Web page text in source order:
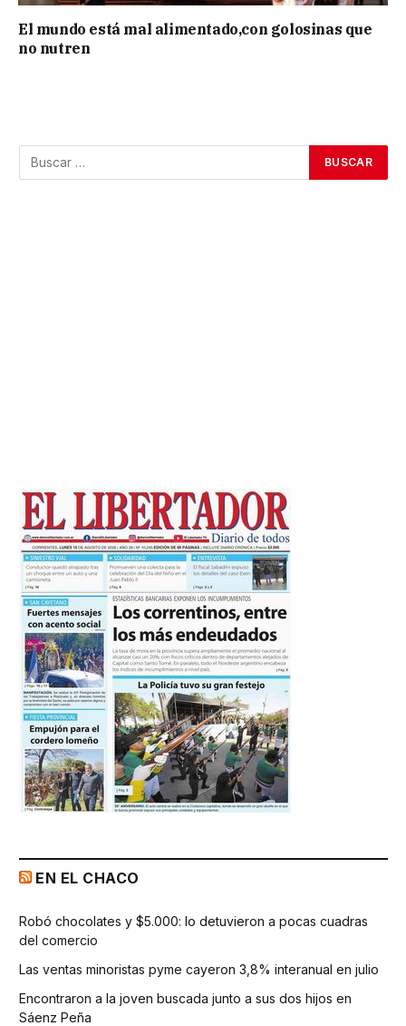
El mundo está mal alimentado,con golosinas que
no nutren
EN EL CHACO
Robó chocolates y $5.000: lo detuvieron a pocas cuadras
del comercio
Las ventas minoristas pyme cayeron 3,8% interanual en julio
Encontraron a la joven buscada junto a sus dos hijos en
Sáenz Peña